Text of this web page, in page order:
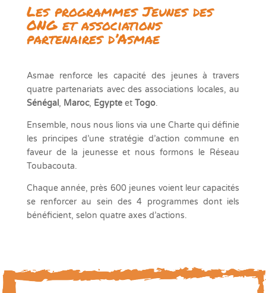
Les programmes Jeunes des
ONG et associations
partenaires d’Asmae
Asmae renforce les capacité des jeunes à travers
quatre partenariats avec des associations locales, au
Sénégal, Maroc, Egypteet Togo.
Ensemble, nous nous lions via une Charte qui définie
les principes d’une stratégie d’action commune en
faveur de la jeunesse et nous formons le Réseau
Toubacouta.
Chaque année, près 600 jeunes voient leur capacités
se renforcer au sein des 4 programmes dont iels
bénéficient, selon quatre axes d’actions.